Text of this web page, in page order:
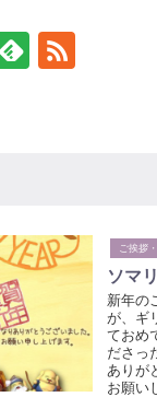
ご挨拶
ソマ
新年の
が、ギ
ておめ
ださっ
ありが
お願い